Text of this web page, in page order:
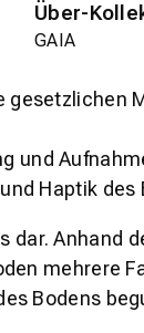
Über-
GAIA
gesetzlichen
und
Haptik des
Anhand
mehrere
Bodens